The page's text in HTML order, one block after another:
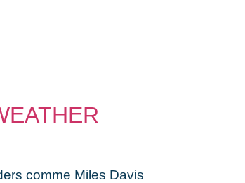
comme Miles Davis